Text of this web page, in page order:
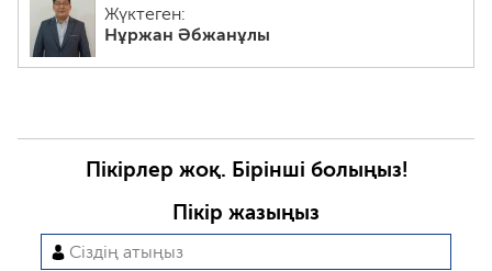
Жүктеген:
Нұржан Әбжанұлы
Пікірлер жоқ. Бірінші болыңыз!
Пікір жазыңыз